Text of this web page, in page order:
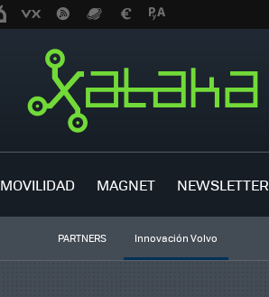
MOVILIDAD MAGNET NEWSLETTER
PARTNERS Innovación Volvo